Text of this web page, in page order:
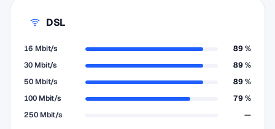
DSL
16 Mbit/s
89 %
30 Mbit/s
89 %
50 Mbit/s
89 %
100 Mbit/s
79 %
250 Mbit/s
—